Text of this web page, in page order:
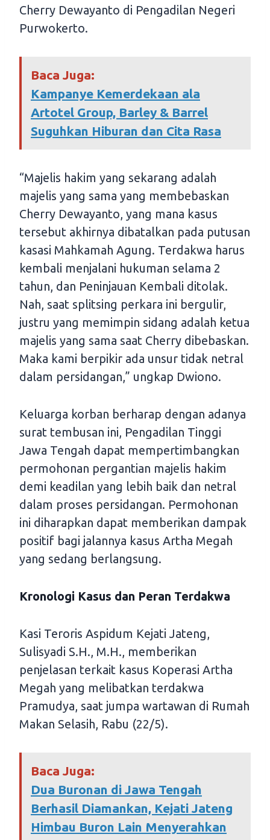
Cherry Dewayanto di Pengadilan Negeri
Purwokerto.
Baca Juga:
Kampanye Kemerdekaan ala
Artotel Group, Barley & Barrel
Suguhkan Hiburan dan Cita Rasa
“Majelis hakim yang sekarang adalah
majelis yang sama yang membebaskan
Cherry Dewayanto, yang mana kasus
tersebut akhirnya dibatalkan pada putusan
kasasi Mahkamah Agung. Terdakwa harus
kembali menjalani hukuman selama 2
tahun, dan Peninjauan Kembali ditolak.
Nah, saat splitsing perkara ini bergulir,
justru yang memimpin sidang adalah ketua
majelis yang sama saat Cherry dibebaskan.
Maka kami berpikir ada unsur tidak netral
dalam persidangan,” ungkap Dwiono.
Keluarga korban berharap dengan adanya
surat tembusan ini, Pengadilan Tinggi
Jawa Tengah dapat mempertimbangkan
permohonan pergantian majelis hakim
demi keadilan yang lebih baik dan netral
dalam proses persidangan. Permohonan
ini diharapkan dapat memberikan dampak
positif bagi jalannya kasus Artha Megah
yang sedang berlangsung.
Kronologi Kasus dan Peran Terdakwa
Kasi Teroris Aspidum Kejati Jateng,
Sulisyadi S.H., M.H., memberikan
penjelasan terkait kasus Koperasi Artha
Megah yang melibatkan terdakwa
Pramudya, saat jumpa wartawan di Rumah
Makan Selasih, Rabu (22/5).
Baca Juga:
Dua Buronan di Jawa Tengah
Berhasil Diamankan, Kejati Jateng
Himbau Buron Lain Menyerahkan